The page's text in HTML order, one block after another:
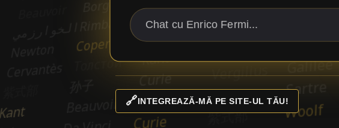
🔗INTEGREAZĂ-MĂ PE SITE-UL TĂU!